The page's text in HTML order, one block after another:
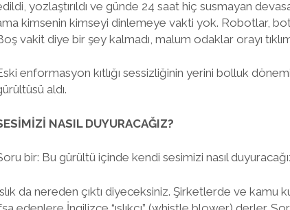
yozlaştırıldı ve günde 24 saat hiç susmayan
kimsenin kimseyi dinlemeye vakti yok. Robotlar,
vakit diye bir şey kalmadı, malum odaklar orayı tıklım
enformasyon kıtlığı sessizliğinin yerini bolluk
aldı.
NASIL DUYURACAĞIZ?
bir: Bu gürültü içinde kendi sesimizi nasıl
da nereden çıktı diyeceksiniz. Şirketlerde ve